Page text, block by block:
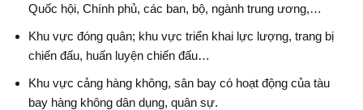
Quốc hội, Chính phủ, các ban, bộ, ngành trung ương,…
Khu vực đóng quân; khu vực triển khai lực lượng, trang bị
chiến đấu, huấn luyện chiến đấu…
Khu vực cảng hàng không, sân bay có hoạt động của tàu
bay hàng không dân dụng, quân sự.